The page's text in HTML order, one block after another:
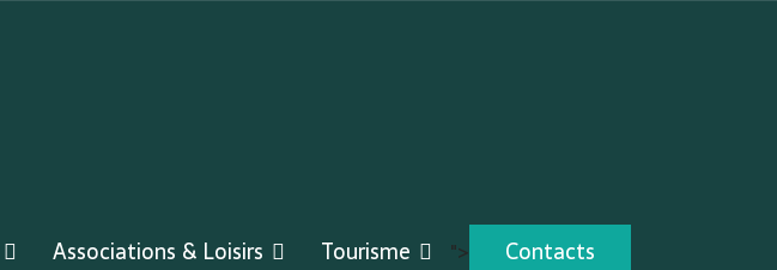
Associations & Loisirs Tourisme "> Contacts